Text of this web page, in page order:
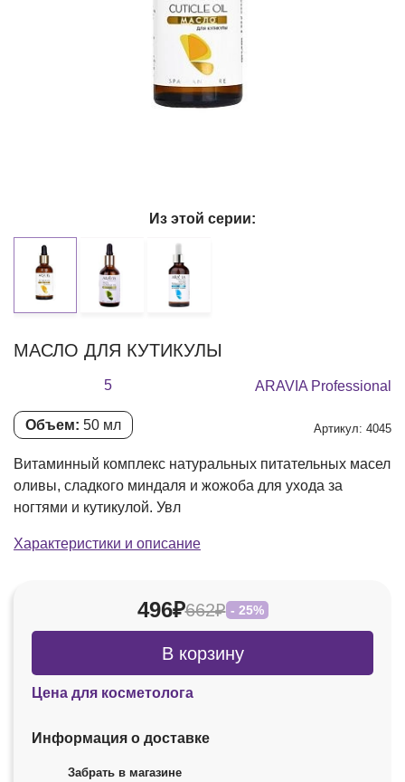
МАСЛО ДЛЯ КУТИКУЛЫ
5 ARAVIA Professional
Объем: 50 мл Артикул: 4045
Витаминный комплекс натуральных питательных масел
оливы, сладкого миндаля и жожоба для ухода за
ногтями и кутикулой. Увл
Характеристики и описание
Из этой серии:
496₽662₽ - 25%
В корзину
Цена для косметолога
Информация о доставке
Забрать в магазине